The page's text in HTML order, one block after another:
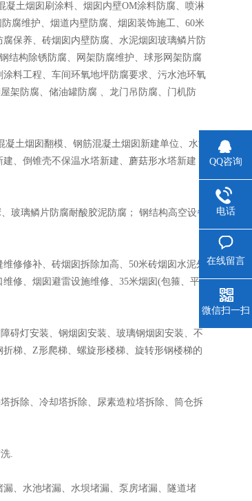
凝土烟囱刷涂料、烟囱内壁OM涂料防腐、喷淋
腐维护、烟道内壁防腐、烟囱装饰施工、60米
保养、砖烟囱内壁防腐、水泥烟囱玻璃鳞片防
结构除锈防腐、网架防腐维护、球形网架防腐
料工程、车间环氧地坪防腐要求、污水池环氧
架防腐、储油罐防腐 、龙门吊防腐、门机防
土烟囱翻模、钢筋混凝土烟囱新建单位、水泥
、倒锥壳不保温水塔新建、蘑菇形水塔新建 筒
璃鳞片防腐耐酸胶泥防腐； 钢结构高空设备
修补、砖烟囱拆除加高、50米砖烟囱水泥外
修、烟囱避雷设施维修、35米烟囱(包箍、平
灯安装、钢烟囱安装、玻璃钢烟囱安装、不
梯、Z形爬梯、螺旋形楼梯、旋转形钢楼梯的
除、冷却塔拆除、尿素造粒塔拆除、筒仓拆
.
、水池堵漏、水坝堵漏、泵房堵漏、隧道堵
QQ咨询
电话
在线留言
微信扫一扫